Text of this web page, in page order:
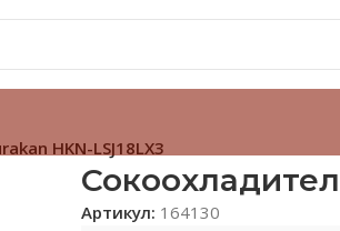
HKN-LSJ18LX3
Артикул: 164130